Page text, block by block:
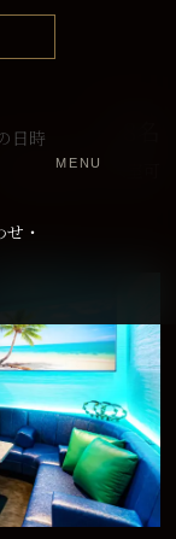
日時
・
MENU
最大10名まで入室可